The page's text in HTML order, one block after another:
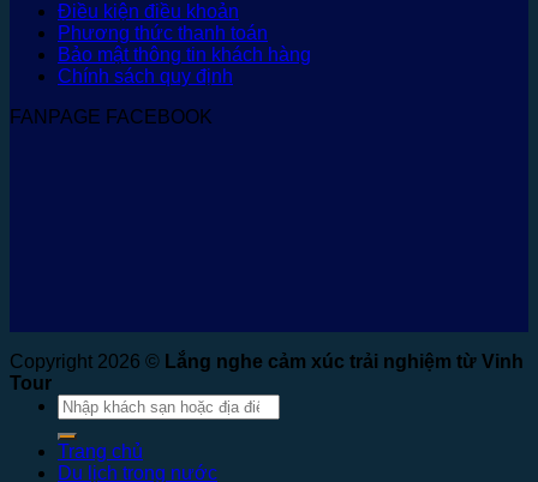
Điều kiện điều khoản
Phương thức thanh toán
Bảo mật thông tin khách hàng
Chính sách quy định
FANPAGE FACEBOOK
Copyright 2026 © Lắng nghe cảm xúc trải nghiệm từ Vinh
Tour
Tìm
kiếm:
Trang chủ
Du lịch trong nước